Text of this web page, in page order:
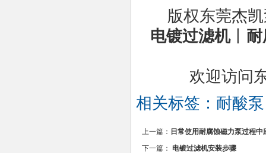
版权东莞杰
电镀过滤机丨
欢迎访问
相关标签： 耐酸泵
上一篇： 日常使用耐腐蚀磁力泵过程
下一篇：
电镀过滤机安装步骤